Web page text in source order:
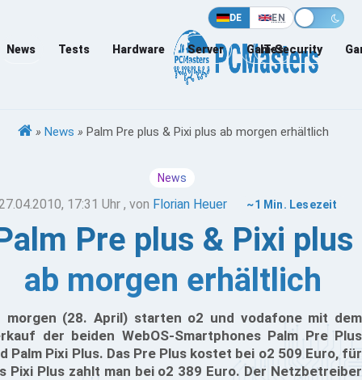
DE EN
News Tests Hardware Server Games
IT-Security
» News » Palm Pre plus & Pixi plus ab morgen erhältlich
News
17:31 Uhr , von Florian Heuer ~1 Min. Lesezeit
Pre plus & Pixi plus
ab morgen erhältlich
morgen (28. April) starten o2 und vodafone mit dem
der beiden WebOS-Smartphones Palm Pre Plus
Palm Pixi Plus. Das Pre Plus kostet bei o2 509 Euro, für
Pixi Plus zahlt man bei o2 389 Euro. Der Netzbetreiber